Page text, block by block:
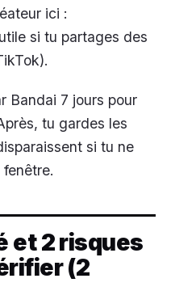
ici :
si tu partages des
Bandai 7 jours pour
tu gardes les
si tu ne
et 2 risques
(2